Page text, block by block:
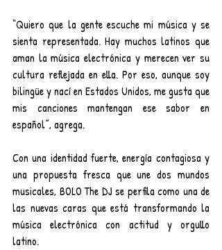
“Quiero que la gente escuche mi música y se
sienta representada. Hay muchos latinos que
aman la música electrónica y merecen ver su
cultura reflejada en ella. Por eso, aunque soy
bilingüe y nací en Estados Unidos, me gusta que
mis canciones mantengan ese sabor en
español”, agrega.
Con una identidad fuerte, energía contagiosa y
una propuesta fresca que une dos mundos
musicales, BOLO The DJ se perfila como una de
las nuevas caras que está transformando la
música electrónica con actitud y orgullo
latino.